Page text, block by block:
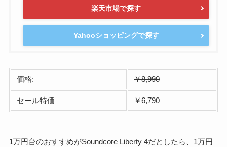
楽天市場で探す
Yahooショッピングで探す
価格: ￥8,990
セール特価 ￥6,790
1万円台のおすすめがSoundcore Liberty 4だとしたら、1万円